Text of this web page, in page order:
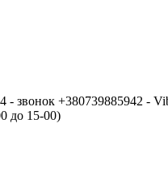
- звонок +380739885942 -
до 15-00)